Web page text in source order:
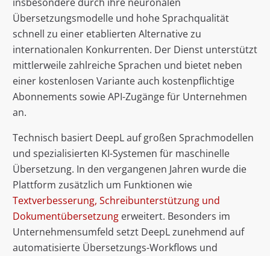
Übersetzungsmodelle und hohe Sprachqualität
schnell zu einer etablierten Alternative zu
internationalen Konkurrenten. Der Dienst unterstützt
mittlerweile zahlreiche Sprachen und bietet neben
einer kostenlosen Variante auch kostenpflichtige
Abonnements sowie API-Zugänge für Unternehmen
an.
Technisch basiert DeepL auf großen Sprachmodellen
und spezialisierten KI-Systemen für maschinelle
Übersetzung. In den vergangenen Jahren wurde die
Plattform zusätzlich um Funktionen wie
Textverbesserung, Schreibunterstützung und
Dokumentübersetzung erweitert. Besonders im
Unternehmensumfeld setzt DeepL zunehmend auf
automatisierte Übersetzungs-Workflows und